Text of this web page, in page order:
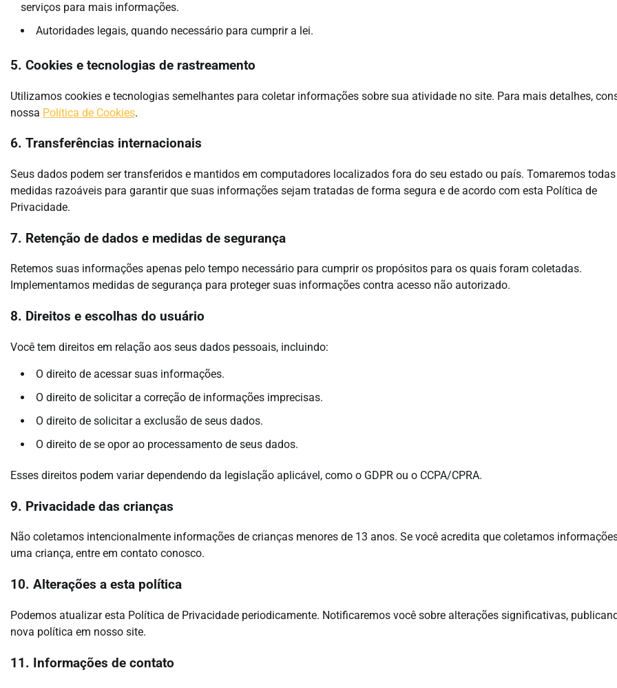
serviços para mais informações.
Autoridades legais, quando necessário para cumprir a lei.
5. Cookies e tecnologias de rastreamento
Utilizamos cookies e tecnologias semelhantes para coletar informações sobre sua atividade no site. Para mais detalhes,
nossa Política de Cookies.
6. Transferências internacionais
Seus dados podem ser transferidos e mantidos em computadores localizados fora do seu estado ou país. Tomaremos
medidas razoáveis para garantir que suas informações sejam tratadas de forma segura e de acordo com esta Política de
Privacidade.
7. Retenção de dados e medidas de segurança
Retemos suas informações apenas pelo tempo necessário para cumprir os propósitos para os quais foram coletadas.
Implementamos medidas de segurança para proteger suas informações contra acesso não autorizado.
8. Direitos e escolhas do usuário
Você tem direitos em relação aos seus dados pessoais, incluindo:
O direito de acessar suas informações.
O direito de solicitar a correção de informações imprecisas.
O direito de solicitar a exclusão de seus dados.
O direito de se opor ao processamento de seus dados.
Esses direitos podem variar dependendo da legislação aplicável, como o GDPR ou o CCPA/CPRA.
9. Privacidade das crianças
Não coletamos intencionalmente informações de crianças menores de 13 anos. Se você acredita que coletamos
uma criança, entre em contato conosco.
10. Alterações a esta política
Podemos atualizar esta Política de Privacidade periodicamente. Notificaremos você sobre alterações significativas,
nova política em nosso site.
11. Informações de contato